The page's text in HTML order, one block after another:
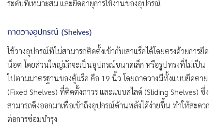
ระดับที่เหมาะสม และยืดอายุการใช้งานของอุปกรณ์
ถาดวางอุปกรณ์ (Shelves)
ใช้วางอุปกรณ์ที่ไม่สามารถติดตั้งเข้ากับเสาแร็คได้โดยตรงด้วยการยึด
น็อต โดยส่วนใหญ่มักจะเป็นอุปกรณ์ขนาดเล็ก หรือรูปทรงที่ไม่เป็น
ไปตามมาตรฐานของตู้แร็ค คือ 19 นิ้ว โดยถาดวางมีทั้งแบบยึดตาย
(Fixed Shelves) ที่ติดตั้งถาวร และแบบสไลด์ (Sliding Shelves) ซึ่ง
สามารถดึงออกมาเพื่อเข้าถึงอุปกรณ์ด้านหลังได้ง่ายขึ้น ทำให้สะดวก
ต่อการซ่อมบำรุง